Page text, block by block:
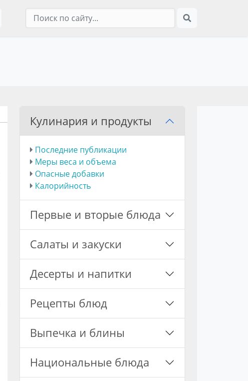
Кулинария и продукты
Последние публикации
Меры веса и объема
Опасные добавки
Калорийность
Первые и вторые блюда
Салаты и закуски
Десерты и напитки
Рецепты блюд
Выпечка и блины
Национальные блюда